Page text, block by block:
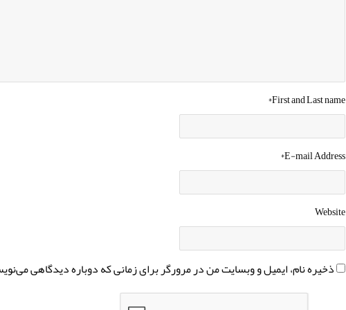
First and Last name
*
E-mail Address
*
Website
ذخیره نام، ایمیل و وبسایت من در مرورگر برای زمانی که دوباره دیدگاهی